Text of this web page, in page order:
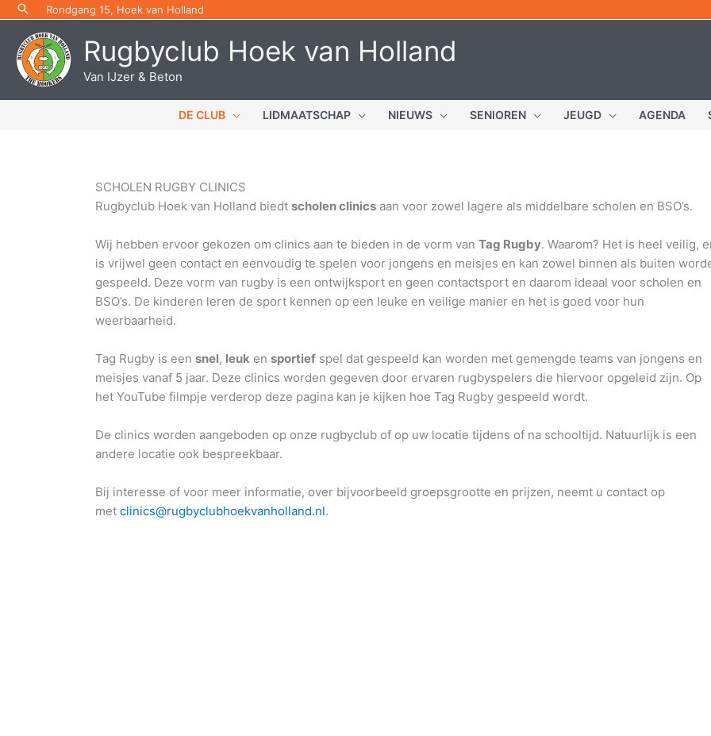
inhoud
Rondgang 15, Hoek van Holland
Rugbyclub Hoek van Holland
Van IJzer & Beton
DE CLUB LIDMAATSCHAP NIEUWS SENIOREN JEUGD AGENDA
SCHOLEN RUGBY CLINICS
Rugbyclub Hoek van Holland biedtscholen clinics aan voor zowel lagere als middelbare scholen en BSO’s.
Wij hebben ervoor gekozen om clinics aan te bieden in de vorm vanTag Rugby. Waarom? Het is heel veilig,
is vrijwel geen contact en eenvoudig te spelen voor jongens en meisjes en kan zowel binnen als buiten
gespeeld. Deze vorm van rugby is een ontwijksport en geen contactsport en daarom ideaal voor scholen en
BSO’s. De kinderen leren de sport kennen op een leuke en veilige manier en het is goed voor hun
weerbaarheid.
Tag Rugby is eensnel, leuk ensportief spel dat gespeeld kan worden met gemengde teams van jongens en
meisjes vanaf 5 jaar. Deze clinics worden gegeven door ervaren rugbyspelers die hiervoor opgeleid zijn. Op
het YouTube filmpje verderop deze pagina kan je kijken hoe Tag Rugby gespeeld wordt.
De clinics worden aangeboden op onze rugbyclub of op uw locatie tijdens of na schooltijd. Natuurlijk is een
andere locatie ook bespreekbaar.
Bij interesse of voor meer informatie, over bijvoorbeeld groepsgrootte en prijzen, neemt u contact op
metclinics@rugbyclubhoekvanholland.nl.